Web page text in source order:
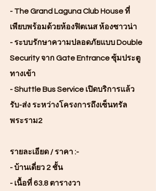
- The Grand Laguna Club House ที่
เพียบพร้อมด้วยห้องฟิตเนส ห้องซาวน่า
- ระบบรักษาความปลอดภัยแบบ Double
Security จาก Gate Entrance ซุ้มประตู
ทางเข้า
- Shuttle Bus Service เปิดบริการแล้ว
รับ-ส่ง ระหว่างโครงการถึงเซ็นทรัล
พระราม2
รายละเอียด / ราคา :-
- บ้านเดี่ยว 2 ชั้น
- เนื้อที่ 63.8 ตารางวา